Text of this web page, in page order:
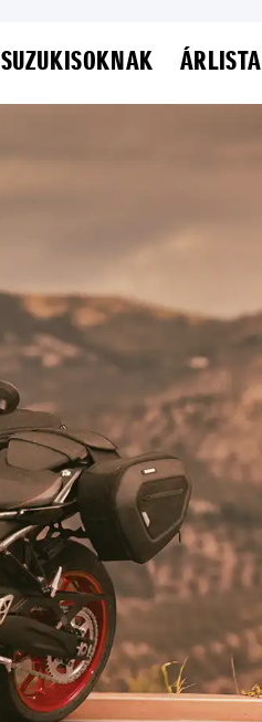
SUZUKISOKNAK ÁRLISTA